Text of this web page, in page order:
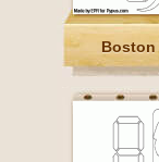
Boston